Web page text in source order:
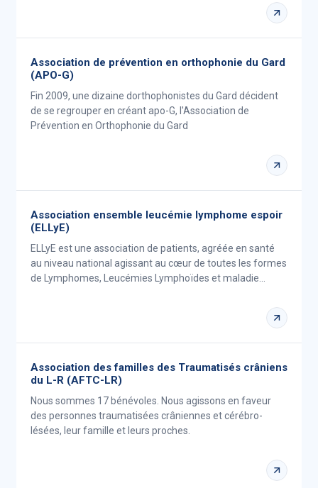
Association de prévention en orthophonie du Gard
(APO-G)
Fin 2009, une dizaine dorthophonistes du Gard décident
de se regrouper en créant apo-G, l'Association de
Prévention en Orthophonie du Gard
Association ensemble leucémie lymphome espoir
(ELLyE)
ELLyE est une association de patients, agréée en santé
au niveau national agissant au cœur de toutes les formes
de Lymphomes, Leucémies Lymphoïdes et maladie…
Association des familles des Traumatisés crâniens
du L-R (AFTC-LR)
Nous sommes 17 bénévoles. Nous agissons en faveur
des personnes traumatisées crâniennes et cérébro-
lésées, leur famille et leurs proches.